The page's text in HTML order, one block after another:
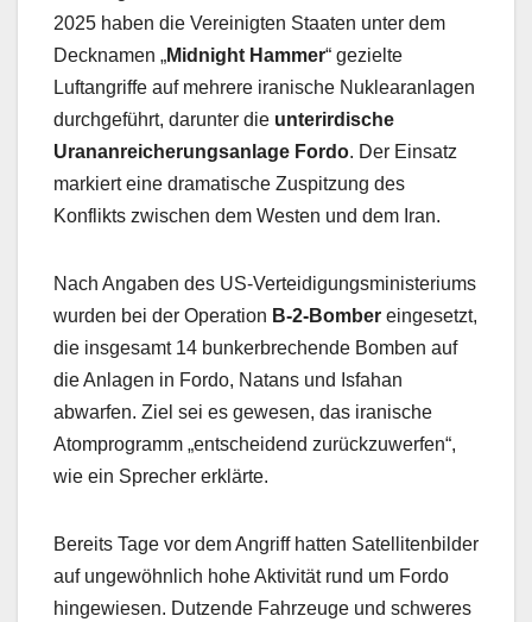
2025 haben die Vereinigten Staaten unter dem
Decknamen „Midnight Hammer“ gezielte
Luftangriffe auf mehrere iranische Nuklearanlagen
durchgeführt, darunter die unterirdische
Urananreicherungsanlage Fordo. Der Einsatz
markiert eine dramatische Zuspitzung des
Konflikts zwischen dem Westen und dem Iran.
Nach Angaben des US-Verteidigungsministeriums
wurden bei der Operation B-2-Bomber eingesetzt,
die insgesamt 14 bunkerbrechende Bomben auf
die Anlagen in Fordo, Natans und Isfahan
abwarfen. Ziel sei es gewesen, das iranische
Atomprogramm „entscheidend zurückzuwerfen“,
wie ein Sprecher erklärte.
Bereits Tage vor dem Angriff hatten Satellitenbilder
auf ungewöhnlich hohe Aktivität rund um Fordo
hingewiesen. Dutzende Fahrzeuge und schweres